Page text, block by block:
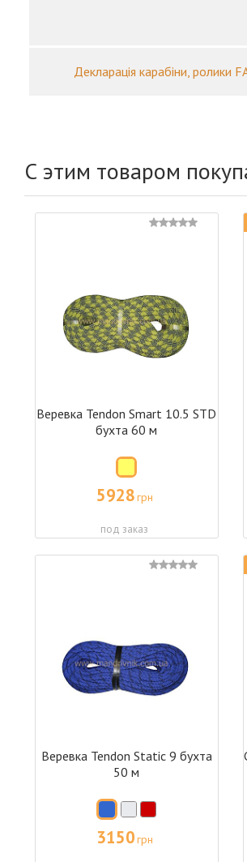
Декларація карабіни, ролики
С этим товаром
Веревка Tendon Smart 10.5 STD
бухта 60 м
5928грн
под заказ
Веревка Tendon Static 9 бухта
50 м
3150грн